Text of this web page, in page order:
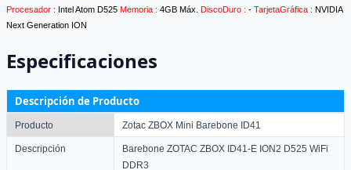
Procesador : Intel Atom D525 Memoria : 4GB Máx. DiscoDuro : - TarjetaGráfica : NVIDIA
Next Generation ION
Especificaciones
Descripción de Producto
Producto Zotac ZBOX Mini Barebone ID41
Descripción
Barebone ZOTAC ZBOX ID41-E ION2 D525 WiFi
DDR3